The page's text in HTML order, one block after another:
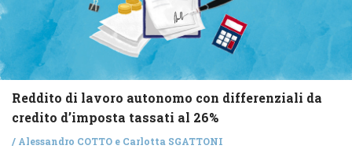
Reddito di lavoro autonomo con differenziali da
credito d’imposta tassati al 26%
/ Alessandro COTTO e Carlotta SGATTONI